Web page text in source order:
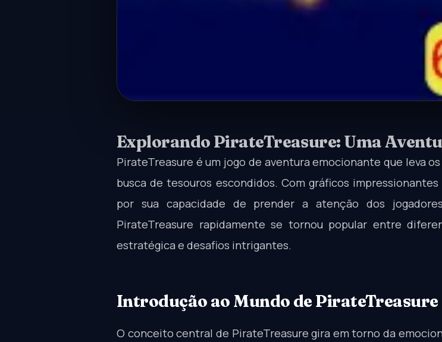
Explorando PirateTreasure: Uma
PirateTreasure é um jogo de aventura emocionante que leva
busca de tesouros escondidos. Com gráficos
por sua capacidade de prender a atenção dos
PirateTreasure rapidamente se tornou popular entre
estratégica e desafios intrigantes.
Introdução ao Mundo de PirateTreasure
O conceito central de PirateTreasure gira em torno da